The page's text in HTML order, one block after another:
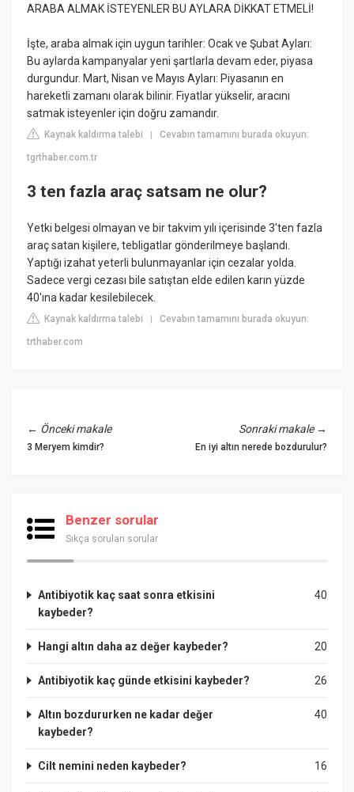
ARABA ALMAK İSTEYENLER BU AYLARA DİKKAT ETMELİ!
İşte, araba almak için uygun tarihler: Ocak ve Şubat Ayları:
Bu aylarda kampanyalar yeni şartlarla devam eder, piyasa
durgundur. Mart, Nisan ve Mayıs Ayları: Piyasanın en
hareketli zamanı olarak bilinir. Fiyatlar yükselir, aracını
satmak isteyenler için doğru zamandır.
Kaynak kaldırma talebi |Cevabın tamamını burada okuyun:
tgrthaber.com.tr
3 ten fazla araç satsam ne olur?
Yetki belgesi olmayan ve bir takvim yılı içerisinde 3'ten fazla
araç satan kişilere, tebligatlar gönderilmeye başlandı.
Yaptığı izahat yeterli bulunmayanlar için cezalar yolda.
Sadece vergi cezası bile satıştan elde edilen karın yüzde
40'ına kadar kesilebilecek.
Kaynak kaldırma talebi |Cevabın tamamını burada okuyun:
trthaber.com
← Önceki makale
3 Meryem kimdir?
Sonraki makale→
En iyi altın nerede bozdurulur?
Benzer sorular
Sıkça sorulan sorular
40
Antibiyotik kaç saat sonra etkisini
kaybeder?
20
Hangi altın daha az değer kaybeder?
26
Antibiyotik kaç günde etkisini kaybeder?
40
Altın bozdururken ne kadar değer
kaybeder?
16
Cilt nemini neden kaybeder?